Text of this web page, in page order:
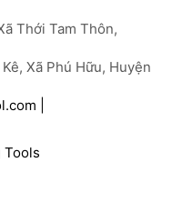
Thới Tam Thôn,
Xã Phú Hữu, Huyện
|
Tools